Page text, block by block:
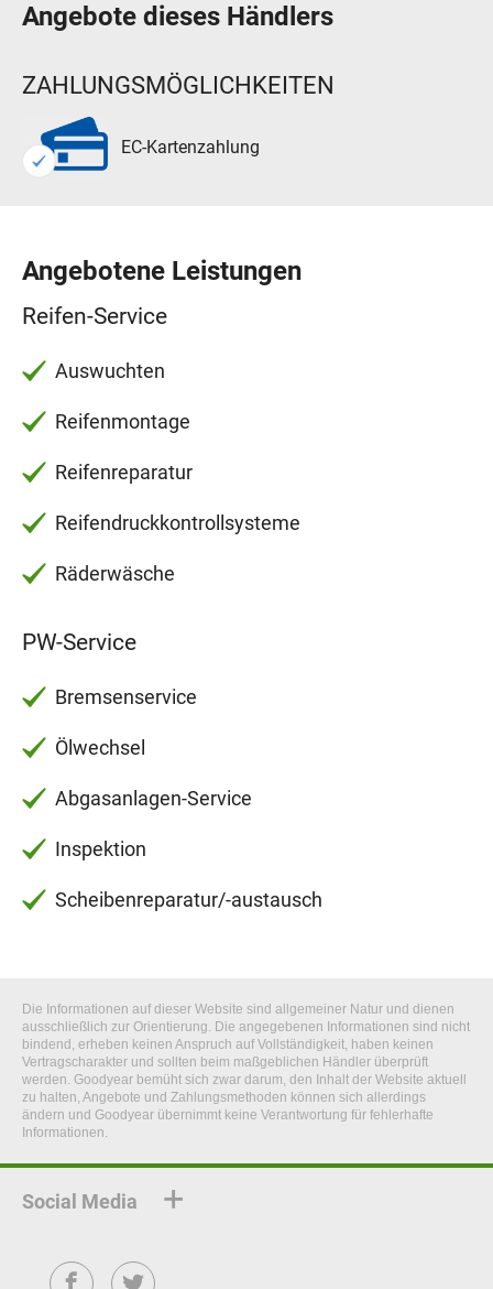
Angebote dieses Händlers
ZAHLUNGSMÖGLICHKEITEN
EC-Kartenzahlung
Angebotene Leistungen
Reifen-Service
Auswuchten
Reifenmontage
Reifenreparatur
Reifendruckkontrollsysteme
Räderwäsche
PW-Service
Bremsenservice
Ölwechsel
Abgasanlagen-Service
Inspektion
Scheibenreparatur/-austausch
Die Informationen auf dieser Website sind allgemeiner Natur und dienen
ausschließlich zur Orientierung. Die angegebenen Informationen sind nicht
bindend, erheben keinen Anspruch auf Vollständigkeit, haben keinen
Vertragscharakter und sollten beim maßgeblichen Händler überprüft
werden. Goodyear bemüht sich zwar darum, den Inhalt der Website aktuell
zu halten, Angebote und Zahlungsmethoden können sich allerdings
ändern und Goodyear übernimmt keine Verantwortung für fehlerhafte
Informationen.
Social Media